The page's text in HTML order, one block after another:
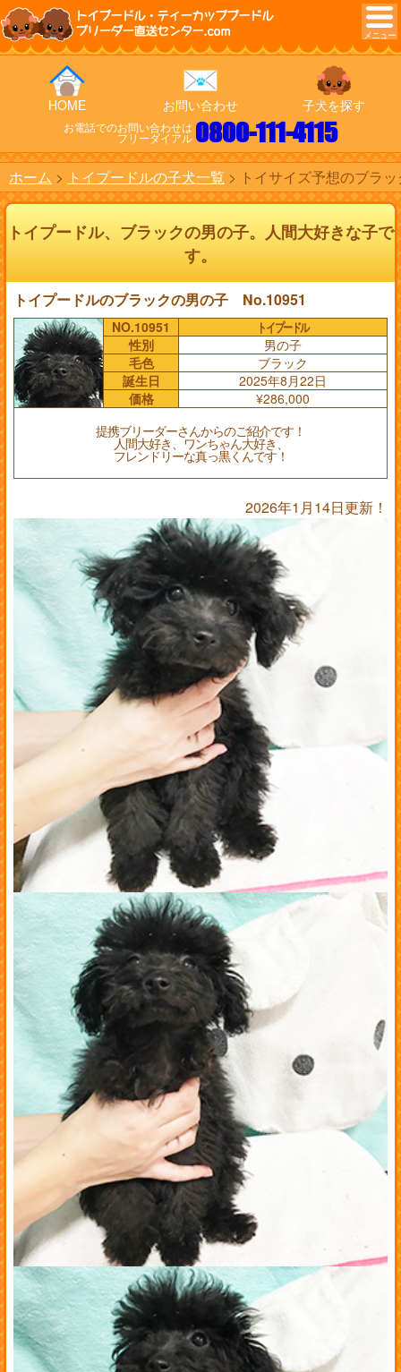
トイプードル・ティーカッププードル
ブリーダー直送センター.com
HOME お問い合わせ 子犬を探す
お電話でのお問い合わせは
フリーダイアル 0800-111-4115
ホーム トイプードルの子犬一覧 トイサイズ予想のブラ
トイプードル、ブラックの男の子。人間大好きな子で
す。
トイプードルのブラックの男の子 No.10951
NO.10951
トイプードル
性別
男の子
毛色
ブラック
誕生日
2025年8月22日
価格
¥286,000
提携ブリーダーさんからのご紹介です！
人間大好き、ワンちゃん大好き、
フレンドリーな真っ黒くんです！
2026年1月14日更新！